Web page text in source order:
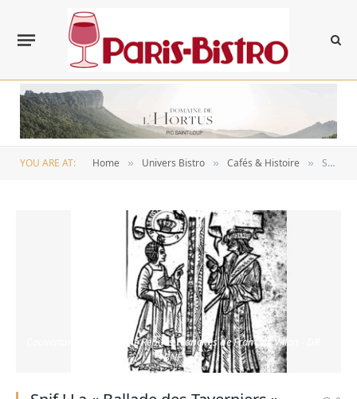
YOU ARE AT: Home » Univers Bistro » Cafés & Histoire » Snif ! La « Ballade des Taverniers » n’est pas de François Villon.
Couverture du Recueil de Repues Franches de François Villon - DR
BNF